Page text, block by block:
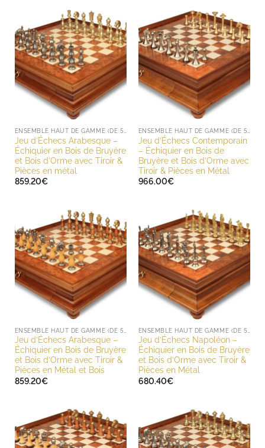
Jeu d’Échecs Arabesque –
Échiquier en Bois de Bruyère
et Bois d’Orme avec Tiroir &
Pièces en métal
859.20€
Jeu d’Échecs Contemporain
– Échiquier en Bois de
Bruyère et Bois d’Orme avec
Tiroir & Pièces en Métal
966.00€
Jeu d’Échecs Arabesque –
Échiquier en Bois de Bruyère
et Bois d’Orme avec Tiroir &
Pièces en Métal et Bois
859.20€
Jeu d’Échecs Napoléon –
Échiquier en Bois de Bruyère
et Bois d’Orme avec Tiroir &
Pièces en Métal
680.40€